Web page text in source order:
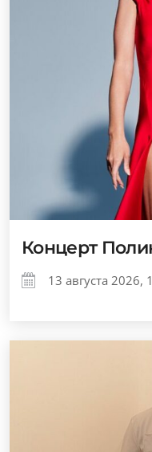
Концерт
13 августа 2026,